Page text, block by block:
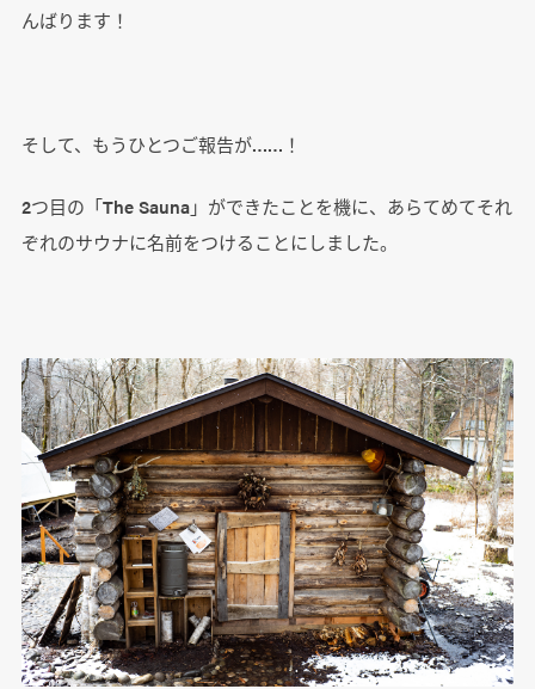
んばります！
そして、もうひとつご報告が……！
2つ目の「The Sauna」ができたことを機に、あらてめてそれ
ぞれのサウナに名前をつけることにしました。